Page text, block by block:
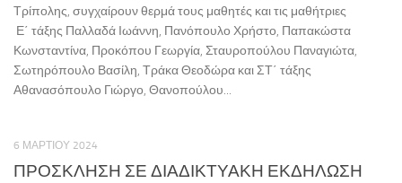
Τρίπολης, συγχαίρουν θερμά τους μαθητές και τις μαθήτριες
Ε΄ τάξης Παλλαδά Ιωάννη, Πανόπουλο Χρήστο, Παπακώστα
Κωνσταντίνα, Προκόπου Γεωργία, Σταυροπούλου Παναγιώτα,
Σωτηρόπουλο Βασίλη, Τράκα Θεοδώρα και ΣΤ΄ τάξης
Αθανασόπουλο Γιώργο, Θανοπούλου...
6 ΜΑΡΤΊΟΥ 2024
ΠΡΟΣΚΛΗΣΗ ΣΕ ΔΙΑΔΙΚΤΥΑΚΗ ΕΚΔΗΛΩΣΗ